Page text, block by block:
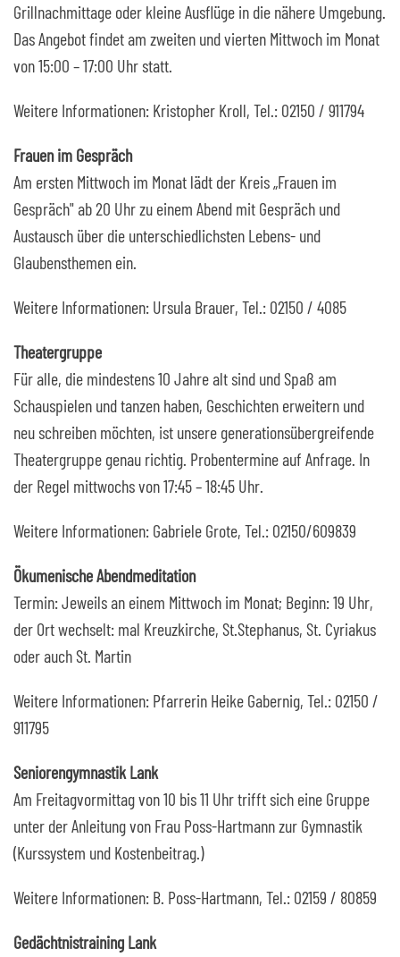
Grillnachmittage oder kleine Ausflüge in die nähere Umgebung.
Das Angebot findet am zweiten und vierten Mittwoch im Monat
von 15:00 – 17:00 Uhr statt.
Weitere Informationen: Kristopher Kroll, Tel.: 02150 / 911794
Frauen im Gespräch
Am ersten Mittwoch im Monat lädt der Kreis „Frauen im
Gespräch" ab 20 Uhr zu einem Abend mit Gespräch und
Austausch über die unterschiedlichsten Lebens- und
Glaubensthemen ein.
Weitere Informationen: Ursula Brauer, Tel.: 02150 / 4085
Theatergruppe
Für alle, die mindestens 10 Jahre alt sind und Spaß am
Schauspielen und tanzen haben, Geschichten erweitern und
neu schreiben möchten, ist unsere generationsübergreifende
Theatergruppe genau richtig. Probentermine auf Anfrage. In
der Regel mittwochs von 17:45 – 18:45 Uhr.
Weitere Informationen: Gabriele Grote, Tel.: 02150/609839
Ökumenische Abendmeditation
Termin: Jeweils an einem Mittwoch im Monat; Beginn: 19 Uhr,
der Ort wechselt: mal Kreuzkirche, St.Stephanus, St. Cyriakus
oder auch St. Martin
Weitere Informationen: Pfarrerin Heike Gabernig, Tel.: 02150 /
911795
Seniorengymnastik Lank
Am Freitagvormittag von 10 bis 11 Uhr trifft sich eine Gruppe
unter der Anleitung von Frau Poss-Hartmann zur Gymnastik
(Kurssystem und Kostenbeitrag.)
Weitere Informationen: B. Poss-Hartmann, Tel.: 02159 / 80859
Gedächtnistraining Lank